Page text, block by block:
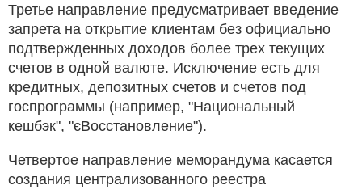
Третье направление предусматривает введение
запрета на открытие клиентам без официально
подтвержденных доходов более трех текущих
счетов в одной валюте. Исключение есть для
кредитных, депозитных счетов и счетов под
госпрограммы (например, "Национальный
кешбэк", "єВосстановление").
Четвертое направление меморандума касается
создания централизованного реестра